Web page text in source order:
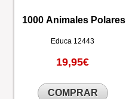
1000 Animales Polares
Educa 12443
19,95€
COMPRAR